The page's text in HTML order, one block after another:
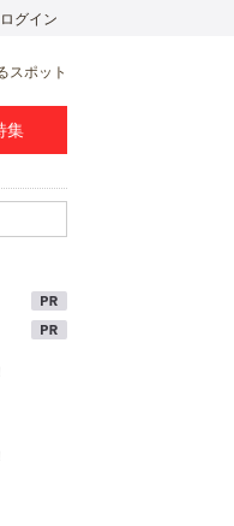
ログイン
スポット
集